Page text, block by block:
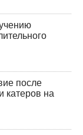
после
катеров на